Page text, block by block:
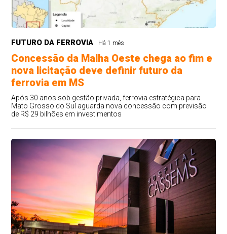
FUTURO DA FERROVIA Há 1 mês
Concessão da Malha Oeste chega ao fim e
nova licitação deve definir futuro da
ferrovia em MS
Após 30 anos sob gestão privada, ferrovia estratégica para
Mato Grosso do Sul aguarda nova concessão com previsão
de R$ 29 bilhões em investimentos